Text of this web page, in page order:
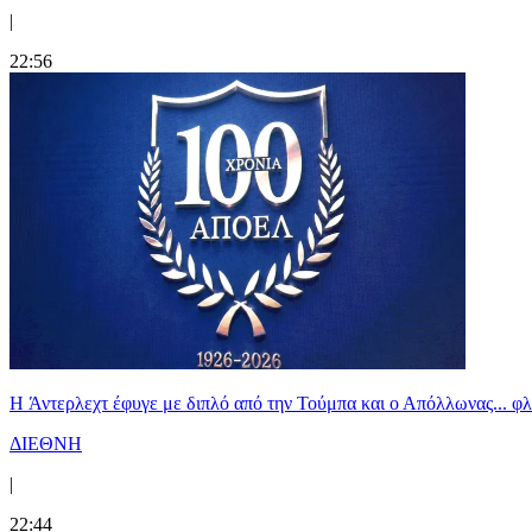
|
22:56
H Άντερλεχτ έφυγε με διπλό από την Τούμπα και ο Απόλλωνας...
ΔΙΕΘΝΗ
|
22:44